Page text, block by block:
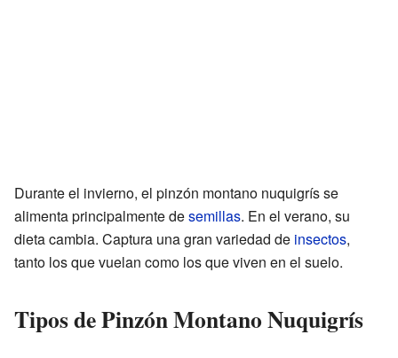
Durante el invierno, el pinzón montano nuquigrís se
alimenta principalmente desemillas. En el verano, su
dieta cambia. Captura una gran variedad de insectos,
tanto los que vuelan como los que viven en el suelo.
Tipos de Pinzón Montano Nuquigrís